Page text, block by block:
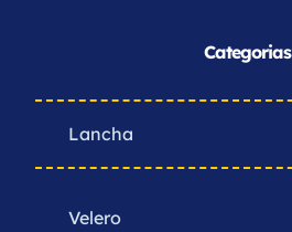
Categorias
Lancha
Velero